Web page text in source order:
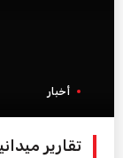
أخبار
تقارير